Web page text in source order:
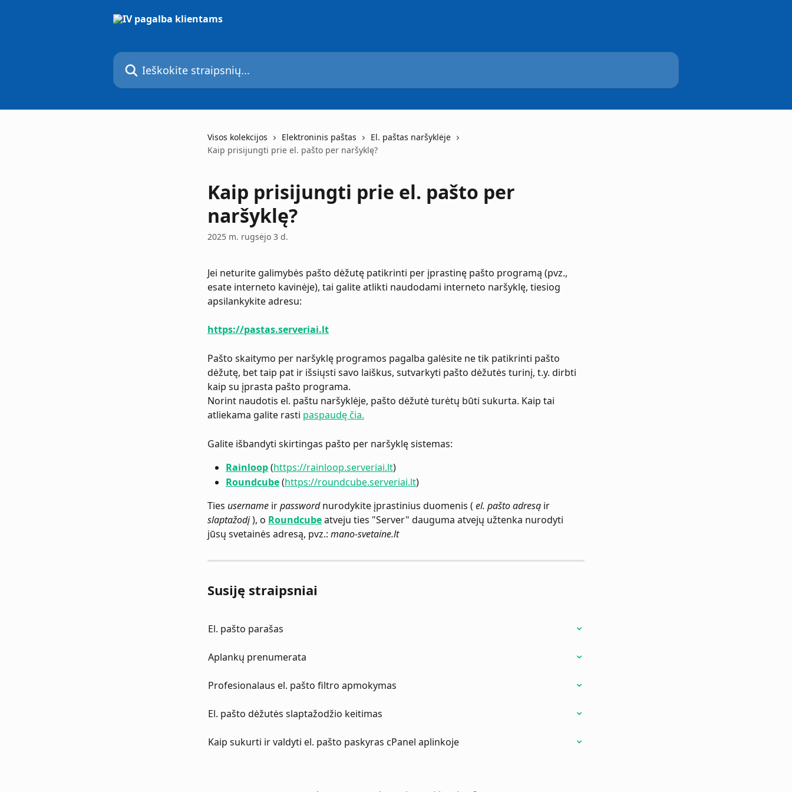
Ieškokite straipsnių...
Visos kolekcijos Elektroninis paštas
El. paštas naršyklėje
Kaip prisijungti prie el. pašto per naršyklę?
Kaip prisijungti prie el. pašto per
naršyklę?
2025 m. rugsėjo 3 d.
Jei neturite galimybės pašto dėžutę patikrinti per įprastinę pašto programą (pvz.,
esate interneto kavinėje), tai galite atlikti naudodami interneto naršyklę, tiesiog
apsilankykite adresu:
https://pastas.serveriai.lt
Pašto skaitymo per naršyklę programos pagalba galėsite ne tik patikrinti pašto
dėžutę, bet taip pat ir išsiųsti savo laiškus, sutvarkyti pašto dėžutės turinį, t.y. dirbti
kaip su įprasta pašto programa.
Norint naudotis el. paštu naršyklėje, pašto dėžutė turėtų būti sukurta. Kaip tai
atliekama galite rasti paspaudę čia.
Galite išbandyti skirtingas pašto per naršyklę sistemas:
Rainloop(https://rainloop.serveriai.lt)
Roundcube (https://roundcube.serveriai.lt)
Ties username ir password nurodykite įprastinius duomenis ( el. pašto adresą ir
slaptažodį ), o Roundcube atveju ties "Server" dauguma atvejų užtenka nurodyti
jūsų svetainės adresą, pvz.: mano-svetaine.lt
Susiję straipsniai
El. pašto parašas
Aplankų prenumerata
Profesionalaus el. pašto filtro apmokymas
El. pašto dėžutės slaptažodžio keitimas
Kaip sukurti ir valdyti el. pašto paskyras cPanel aplinkoje